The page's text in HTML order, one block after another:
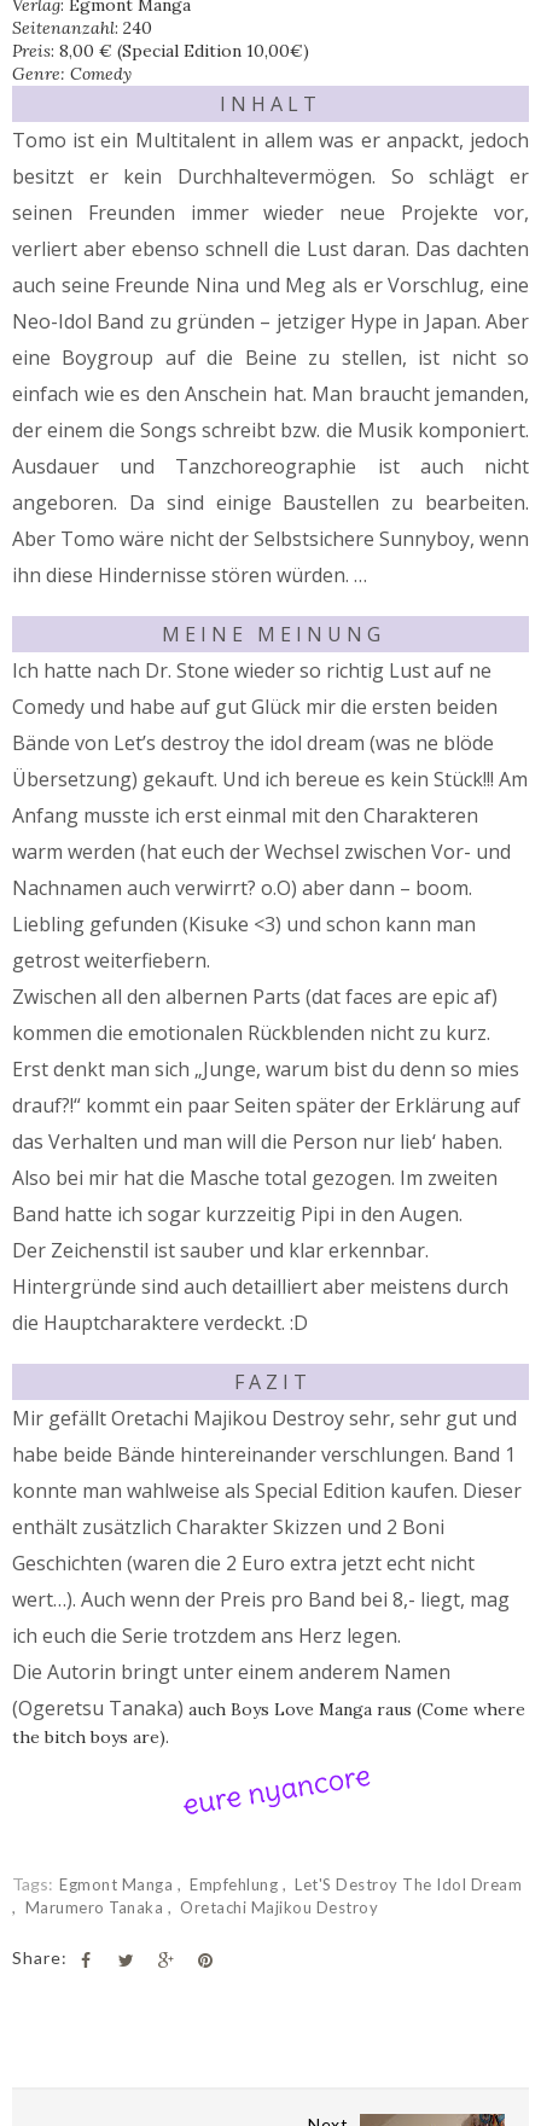
Verlag: Egmont Manga
Seitenanzahl: 240
Preis: 8,00 € (Special Edition 10,00€)
Genre: Comedy
I N H A L T
Tomo ist ein Multitalent in allem was er anpackt, jedoch
besitzt er kein Durchhaltevermögen. So schlägt er
seinen Freunden immer wieder neue Projekte vor,
verliert aber ebenso schnell die Lust daran. Das dachten
auch seine Freunde Nina und Meg als er Vorschlug, eine
Neo-Idol Band zu gründen – jetziger Hype in Japan. Aber
eine Boygroup auf die Beine zu stellen, ist nicht so
einfach wie es den Anschein hat. Man braucht jemanden,
der einem die Songs schreibt bzw. die Musik komponiert.
Ausdauer und Tanzchoreographie ist auch nicht
angeboren. Da sind einige Baustellen zu bearbeiten.
Aber Tomo wäre nicht der Selbstsichere Sunnyboy, wenn
ihn diese Hindernisse stören würden. …
M E I N E M E I N U N G
Ich hatte nach Dr. Stone wieder so richtig Lust auf ne
Comedy und habe auf gut Glück mir die ersten beiden
Bände von Let’s destroy the idol dream (was ne blöde
Übersetzung) gekauft. Und ich bereue es kein Stück!!! Am
Anfang musste ich erst einmal mit den Charakteren
warm werden (hat euch der Wechsel zwischen Vor- und
Nachnamen auch verwirrt? o.O) aber dann – boom.
Liebling gefunden (Kisuke <3) und schon kann man
getrost weiterfiebern.
Zwischen all den albernen Parts (dat faces are epic af)
kommen die emotionalen Rückblenden nicht zu kurz.
Erst denkt man sich „Junge, warum bist du denn so mies
drauf?!“ kommt ein paar Seiten später der Erklärung auf
das Verhalten und man will die Person nur lieb‘ haben.
Also bei mir hat die Masche total gezogen. Im zweiten
Band hatte ich sogar kurzzeitig Pipi in den Augen.
Der Zeichenstil ist sauber und klar erkennbar.
Hintergründe sind auch detailliert aber meistens durch
die Hauptcharaktere verdeckt. :D
F A Z I T
Mir gefällt Oretachi Majikou Destroy sehr, sehr gut und
habe beide Bände hintereinander verschlungen. Band 1
konnte man wahlweise als Special Edition kaufen. Dieser
enthält zusätzlich Charakter Skizzen und 2 Boni
Geschichten (waren die 2 Euro extra jetzt echt nicht
wert…). Auch wenn der Preis pro Band bei 8,- liegt, mag
ich euch die Serie trotzdem ans Herz legen.
Die Autorin bringt unter einem anderem Namen
(Ogeretsu Tanaka) auch Boys Love Manga raus (Come where
the bitch boys are).
Tags: Egmont Manga Empfehlung
Let'S Destroy The Idol Dream
Marumero Tanaka
Oretachi Majikou Destroy
Share: